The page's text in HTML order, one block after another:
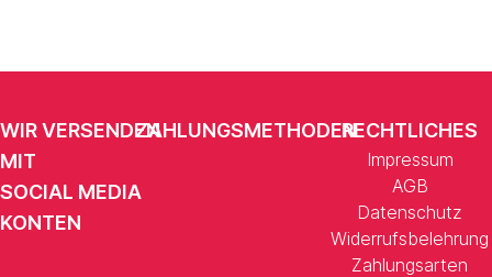
WIR VERSENDEN
MIT
SOCIAL MEDIA
KONTEN
ZAHLUNGSMETHODENRECHTLICHES
Impressum
AGB
Datenschutz
Widerrufsbelehrung
Zahlungsarten